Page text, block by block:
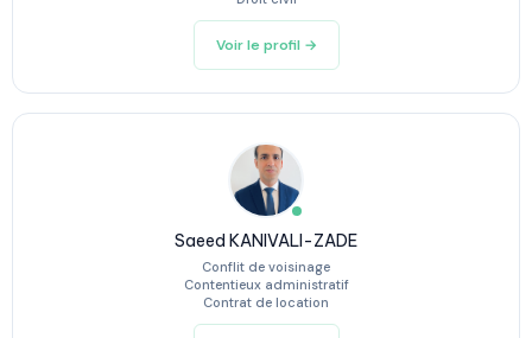
Voir le profil →
Saeed KANIVALI-ZADE
Conflit de voisinage
Contentieux administratif
Contrat de location